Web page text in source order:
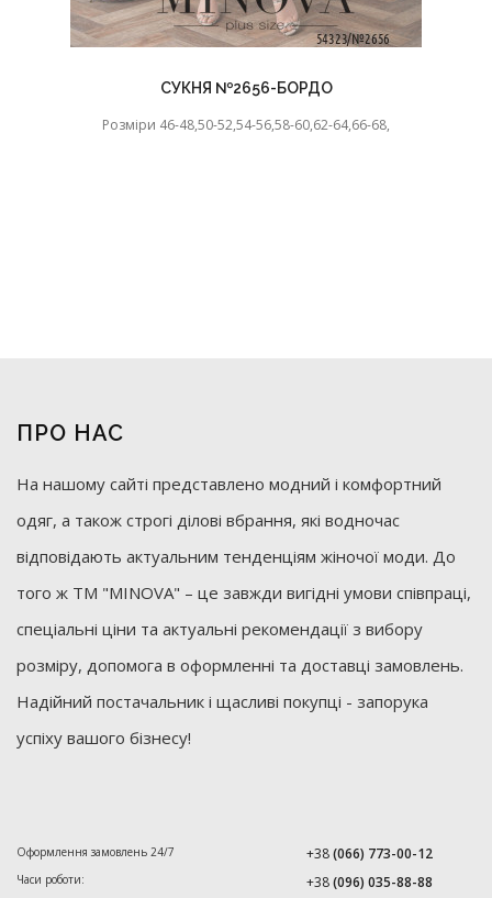
СУКНЯ №2656-БОРДО
Розміри 46-48,50-52,54-56,58-60,62-64,66-68,
ПРО НАС
На нашому сайті представлено модний і комфортний
одяг, а також строгі ділові вбрання, які водночас
відповідають актуальним тенденціям жіночої моди. До
того ж ТМ "MINOVA" – це завжди вигідні умови співпраці,
спеціальні ціни та актуальні рекомендації з вибору
розміру, допомога в оформленні та доставці замовлень.
Надійний постачальник і щасливі покупці - запорука
успіху вашого бізнесу!
Оформлення замовлень 24/7
Часи роботи:
+38(066) 773-00-12
+38(096) 035-88-88